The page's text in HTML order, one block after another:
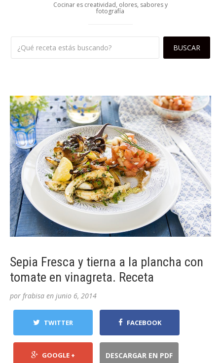
Cocinar es creatividad, olores, sabores y
fotografía
Sepia Fresca y tierna a la plancha con
tomate en vinagreta. Receta
por frabisa en junio 6, 2014
TWITTER FACEBOOK
GOOGLE + DESCARGAR EN PDF